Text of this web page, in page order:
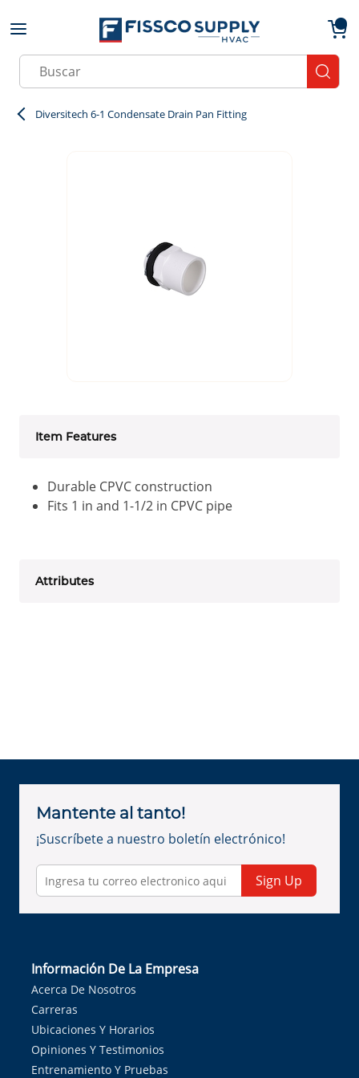
Skip to main content
Site Search
Diversitech 6-1 Condensate Drain Pan Fitting
Item Features
Durable CPVC construction
Fits 1 in and 1-1/2 in CPVC pipe
Attributes
Mantente al tanto!
¡Suscríbete a nuestro boletín electrónico!
Sign Up
Información De La Empresa
Acerca De Nosotros
Carreras
Ubicaciones Y Horarios
Opiniones Y Testimonios
Entrenamiento Y Pruebas